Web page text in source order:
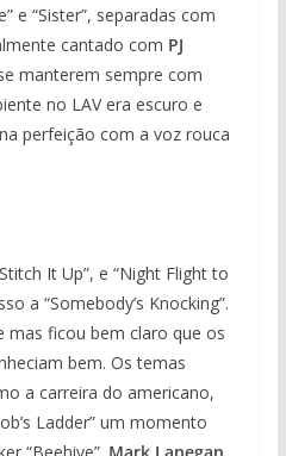
e “Sister”, separadas com
cantado com PJ
manterem sempre com
no LAV era escuro e
perfeição com a voz rouca
It Up”, e “Night Flight to
a “Somebody’s Knocking”.
mas ficou bem claro que os
bem. Os temas
a carreira do americano,
Ladder” um momento